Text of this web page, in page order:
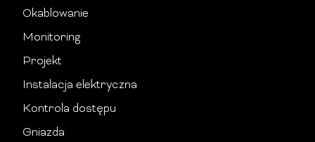
Okablowanie
Monitoring
Projekt
Instalacja elektryczna
Kontrola dostępu
Gniazda